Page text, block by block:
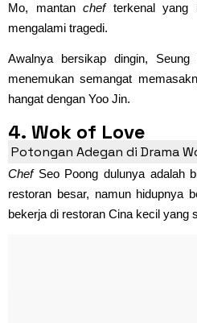
Mo, mantanchefterkenal yang
mengalami tragedi.
Awalnya bersikap dingin,
menemukan semangat
hangat dengan Yoo Jin.
4. Wok of Love
Potongan Adegan di Drama
ChefSeo Poong dulunya adalah
restoran besar, namun hidupnya
bekerja di restoran Cina kecil yang